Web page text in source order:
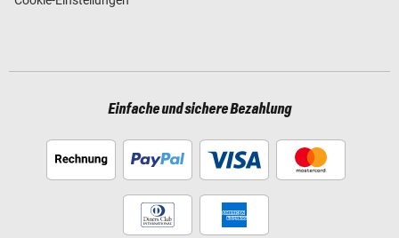
Einfache und sichere Bezahlung